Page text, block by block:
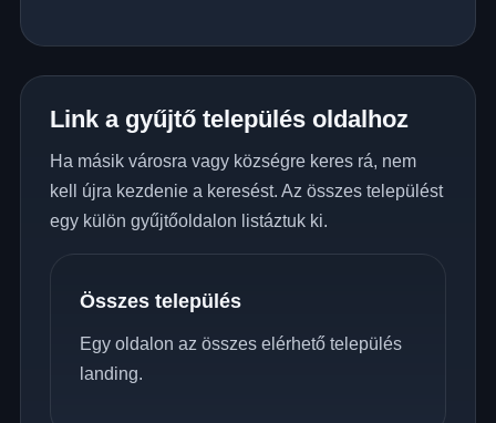
Link a gyűjtő település oldalhoz
Ha másik városra vagy községre keres rá, nem
kell újra kezdenie a keresést. Az összes települést
egy külön gyűjtőoldalon listáztuk ki.
Összes település
Egy oldalon az összes elérhető település
landing.